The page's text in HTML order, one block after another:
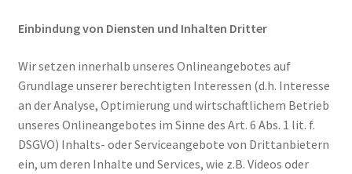
Einbindung von Diensten und Inhalten Dritter
Wir setzen innerhalb unseres Onlineangebotes auf
Grundlage unserer berechtigten Interessen (d.h. Interesse
an der Analyse, Optimierung und wirtschaftlichem Betrieb
unseres Onlineangebotes im Sinne des Art. 6 Abs. 1 lit. f.
DSGVO) Inhalts- oder Serviceangebote von Drittanbietern
ein, um deren Inhalte und Services, wie z.B. Videos oder